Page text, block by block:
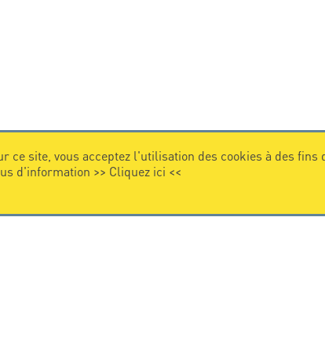
ce site, vous acceptez l'utilisation des cookies à des fins
d'information >> Cliquez ici <<